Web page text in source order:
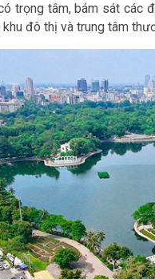
trọng tâm, bám sát các
đô thị và trung tâm